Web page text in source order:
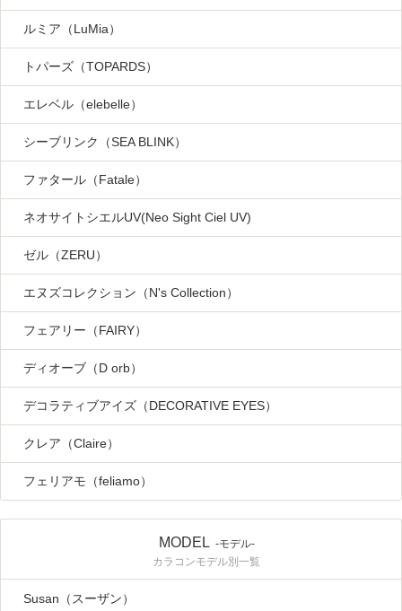
ルミア（LuMia）
トパーズ（TOPARDS）
エレベル（elebelle）
シーブリンク（SEA BLINK）
ファタール（Fatale）
ネオサイトシエルUV(Neo Sight Ciel UV)
ゼル（ZERU）
エヌズコレクション（N's Collection）
フェアリー（FAIRY）
ディオーブ（D orb）
デコラティブアイズ（DECORATIVE EYES）
クレア（Claire）
フェリアモ（feliamo）
MODEL -モデル-
カラコンモデル別一覧
Susan（スーザン）